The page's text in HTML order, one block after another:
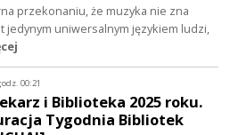
przekonaniu, że muzyka nie zna
jedynym uniwersalnym językiem ludzi,
00:21
i Biblioteka 2025 roku.
Tygodnia Bibliotek